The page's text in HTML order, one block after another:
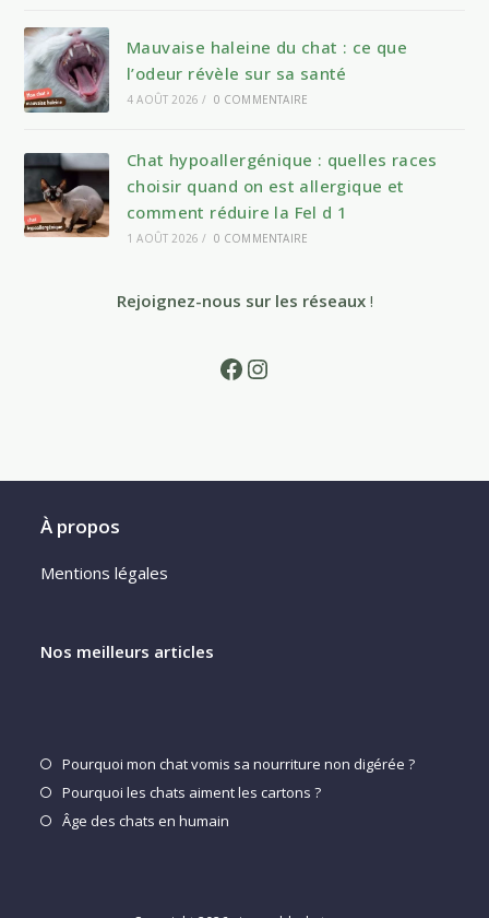
Mauvaise haleine du chat : ce que
l’odeur révèle sur sa santé
4 AOÛT 2026 / 0 COMMENTAIRE
Chat hypoallergénique : quelles races
choisir quand on est allergique et
comment réduire la Fel d 1
1 AOÛT 2026 / 0 COMMENTAIRE
Rejoignez-nous sur les réseaux!
FacebookInstagram
À propos
Mentions légales
Nos meilleurs articles
Pourquoi mon chat vomis sa nourriture non digérée ?S’ouvre
Pourquoi les chats aiment les cartons ?S’ouvre
Âge des chats en humain